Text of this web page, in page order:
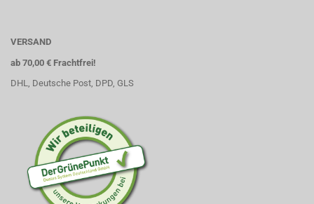
VERSAND
ab 70,00 € Frachtfrei!
DHL, Deutsche Post, DPD, GLS